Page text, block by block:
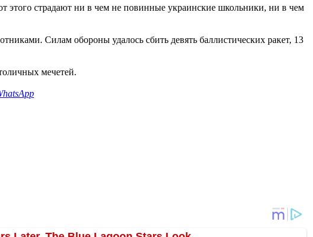
этого страдают ни в чем не повинные украинские школьники, ни в чем
Силам обороны удалось сбить девять баллистических ракет, 13
мечетей.